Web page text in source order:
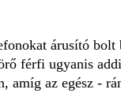
árusító bolt
férfi ugyanis
amíg az egész -